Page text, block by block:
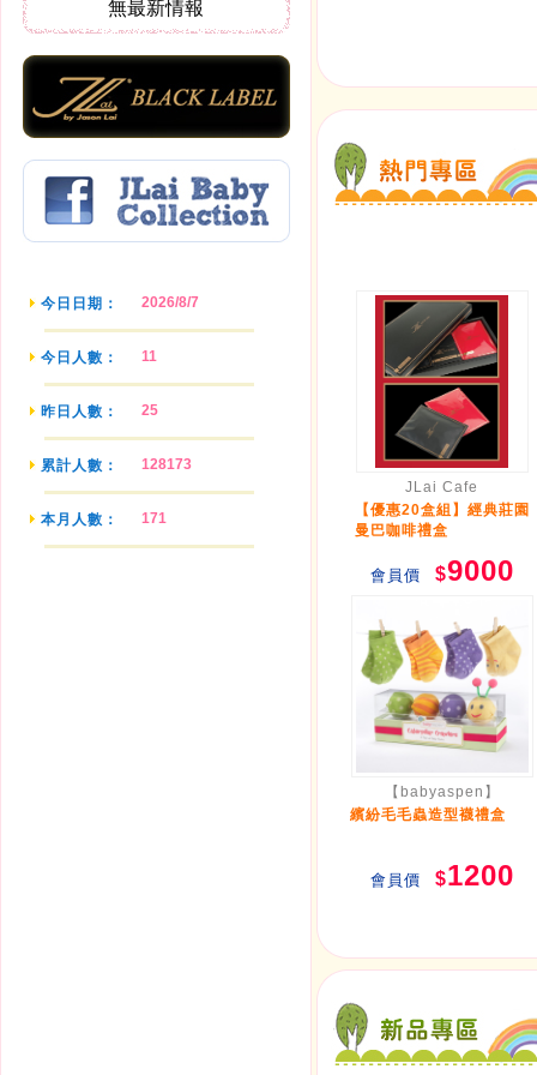
無最新情報
今日日期： 2026/8/7
今日人數： 11
昨日人數： 25
累計人數： 128173
本月人數： 171
JLai Cafe
【優惠20盒組】經典莊園
曼巴咖啡禮盒
會員價 $9000
【babyaspen】
繽紛毛毛蟲造型襪禮盒
會員價 $1200